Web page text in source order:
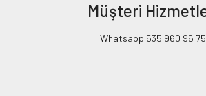
Müşteri
Whatsapp 535 960 96 75